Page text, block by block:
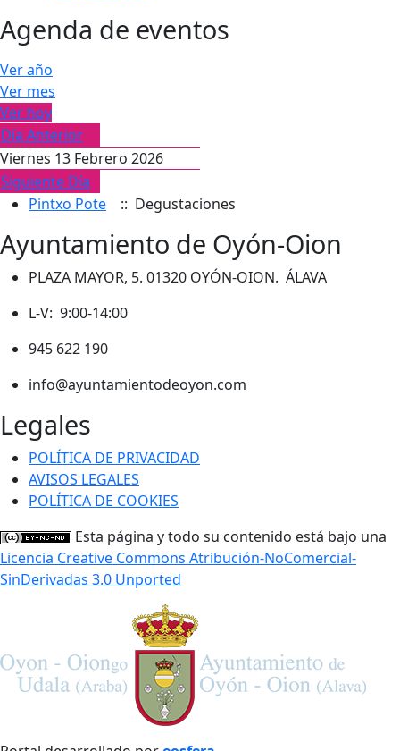
Agenda de eventos
Ver año
Ver mes
Ver hoy
Día Anterior
Viernes 13 Febrero 2026
Siguiente Día
Pintxo Pote
:: Degustaciones
Ayuntamiento de Oyón-Oion
PLAZA MAYOR, 5. 01320 OYÓN-OION. ÁLAVA
L-V: 9:00-14:00
945 622 190
info@ayuntamientodeoyon.com
Legales
POLÍTICA DE PRIVACIDAD
AVISOS LEGALES
POLÍTICA DE COOKIES
Esta página y todo su contenido está bajo una
Licencia Creative Commons Atribución-NoComercial-
SinDerivadas 3.0 Unported